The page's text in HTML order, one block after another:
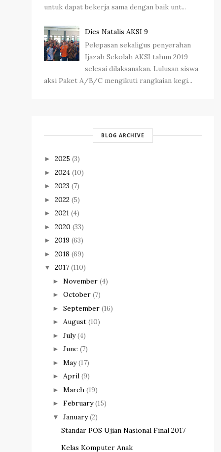
untuk dapat bekerja sama dengan baik unt...
Dies Natalis AKSI 9
Pelepasan sekaligus penyerahan
Ijazah Sekolah AKSI tahun 2019
selesai dilaksanakan. Lulusan siswa
aksi Paket A/B/C mengikuti rangkaian kegi...
BLOG ARCHIVE
► 2025 (3)
► 2024 (10)
► 2023 (7)
► 2022 (5)
► 2021 (4)
► 2020 (33)
► 2019 (63)
► 2018 (69)
▼ 2017 (110)
► November (4)
► October (7)
► September (16)
► August (10)
► July (4)
► June (7)
► May (17)
► April (9)
► March (19)
► February (15)
▼ January (2)
Standar POS Ujian Nasional Final 2017
Kelas Komputer Anak